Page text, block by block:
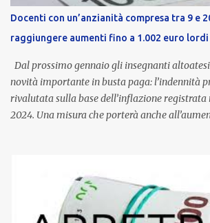
Docenti con un’anzianità compresa tra 9 e
raggiungere aumenti fino a 1.002 euro lordi
Dal prossimo gennaio gli insegnanti
novità importante in busta paga: l’indennità
rivalutata sulla base dell’inflazione
2024. Una misura che porterà anche
dedicato alle donne vittime di violenza di
normativa nazionale e con l’obiettivo di
supporto in situazioni delicate. L’indennità